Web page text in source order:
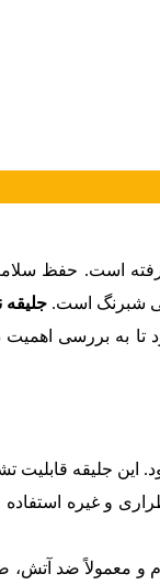
است. حفظ
شبرنگ است.
به بررسی
این جلیقه
و غیره
و معمولاً ضد